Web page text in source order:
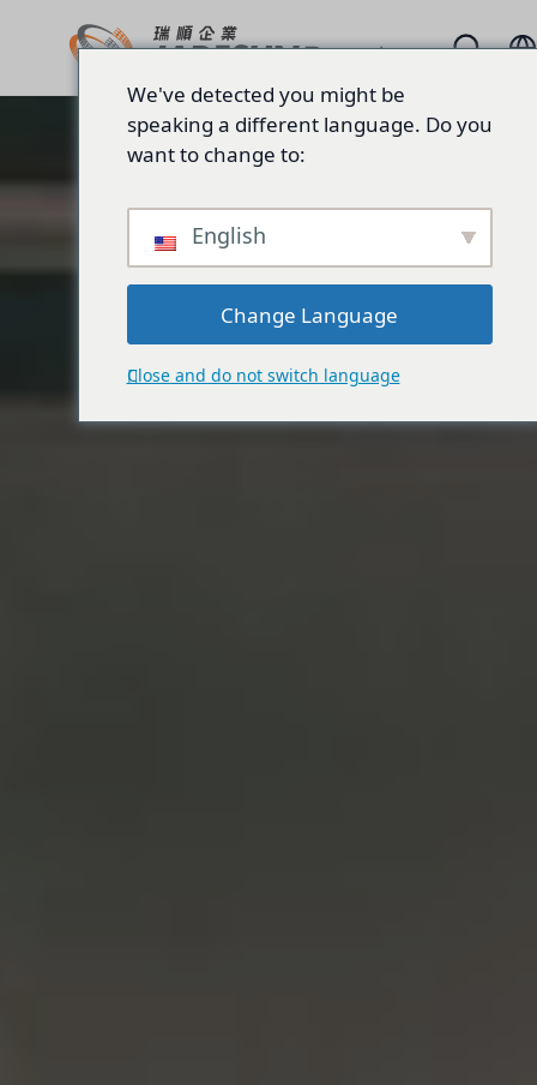
We've detected you might be
speaking a different language. Do you
want to change to:
English
Change Language
Close and do not switch language